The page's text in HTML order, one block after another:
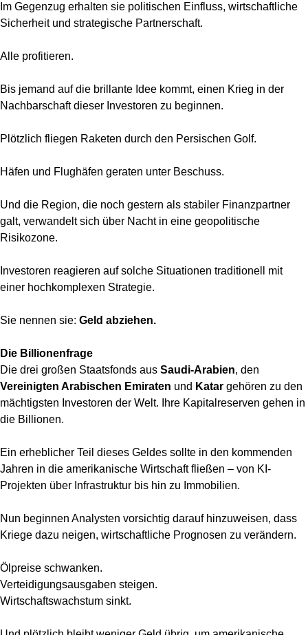
Im Gegenzug erhalten sie politischen Einfluss, wirtschaftliche
Sicherheit und strategische Partnerschaft.
Alle profitieren.
Bis jemand auf die brillante Idee kommt, einen Krieg in der
Nachbarschaft dieser Investoren zu beginnen.
Plötzlich fliegen Raketen durch den Persischen Golf.
Häfen und Flughäfen geraten unter Beschuss.
Und die Region, die noch gestern als stabiler Finanzpartner
galt, verwandelt sich über Nacht in eine geopolitische
Risikozone.
Investoren reagieren auf solche Situationen traditionell mit
einer hochkomplexen Strategie.
Sie nennen sie: Geld abziehen.
Die Billionenfrage
Die drei großen Staatsfonds aus Saudi-Arabien, den
Vereinigten Arabischen Emiraten und Katar gehören zu den
mächtigsten Investoren der Welt. Ihre Kapitalreserven gehen in
die Billionen.
Ein erheblicher Teil dieses Geldes sollte in den kommenden
Jahren in die amerikanische Wirtschaft fließen – von KI-
Projekten über Infrastruktur bis hin zu Immobilien.
Nun beginnen Analysten vorsichtig darauf hinzuweisen, dass
Kriege dazu neigen, wirtschaftliche Prognosen zu verändern.
Ölpreise schwanken.
Verteidigungsausgaben steigen.
Wirtschaftswachstum sinkt.